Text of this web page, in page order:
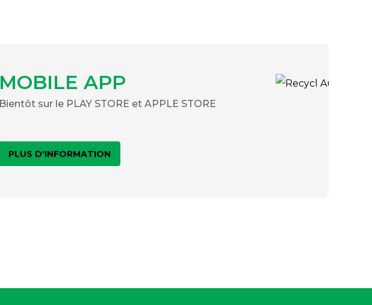
MOBILE APP
Bientôt sur le PLAY STORE et APPLE STORE
PLUS D'INFORMATION